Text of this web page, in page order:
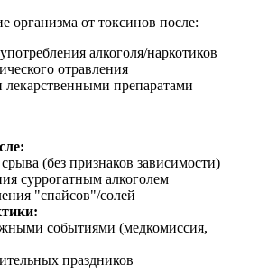
организма от токсинов после:
алкоголя/наркотиков
отравления
лекарственными препаратами
(без признаков зависимости)
суррогатным алкоголем
"спайсов"/солей
событиями (медкомиссия,
праздников